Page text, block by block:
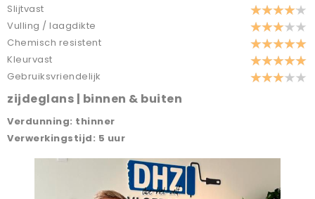
Slijtvast
Vulling / laagdikte
Chemisch resistent
Kleurvast
Gebruiksvriendelijk
zijdeglans | binnen & buiten
Verdunning: thinner
Verwerkingstijd: 5 uur